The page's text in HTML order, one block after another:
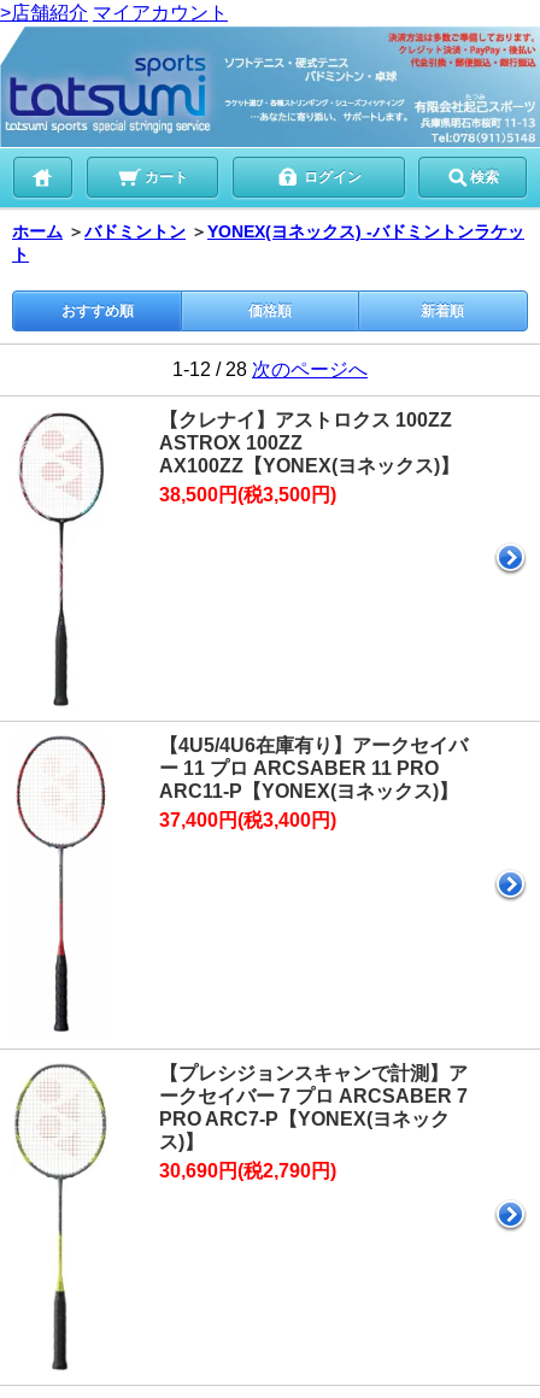
>店舗紹介 マイアカウント
カート ログイン 検索
ホーム ＞バドミントン ＞YONEX(ヨネックス) -バドミントンラケッ
ト
おすすめ順 価格順 新着順
1-12 / 28 次のページへ
【クレナイ】アストロクス 100ZZ
ASTROX 100ZZ
AX100ZZ【YONEX(ヨネックス)】
38,500円(税3,500円)
【4U5/4U6在庫有り】アークセイバ
ー 11 プロ ARCSABER 11 PRO
ARC11-P【YONEX(ヨネックス)】
37,400円(税3,400円)
【プレシジョンスキャンで計測】ア
ークセイバー 7 プロ ARCSABER 7
PRO ARC7-P【YONEX(ヨネック
ス)】
30,690円(税2,790円)